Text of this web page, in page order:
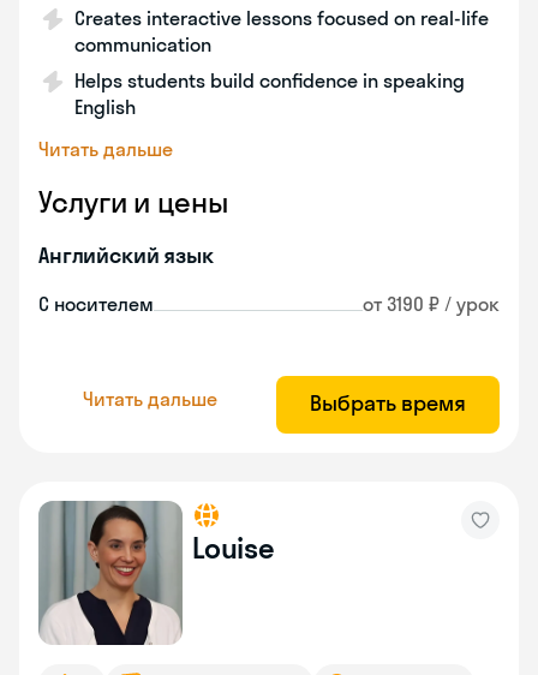
Creates interactive lessons focused on real-life
communication
Helps students build confidence in speaking
English
Читать дальше
Услуги и цены
Английский язык
С носителем от 3190 ₽ / урок
Читать дальше Выбрать время
Louise